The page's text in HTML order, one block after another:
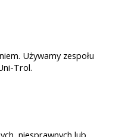
Używamy zespołu
Trol.
niesprawnych lub